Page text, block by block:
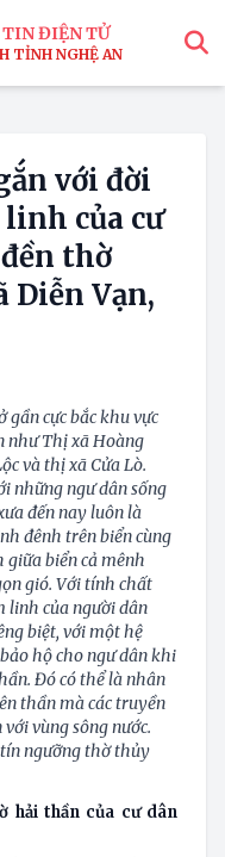
ĐIỆN TỬ
TỈNH NGHỆ AN
với đời
của cư
thờ
Diễn Vạn,
gần cực bắc khu vực
như Thị xã Hoàng
và thị xã Cửa Lò.
những ngư dân sống
đến nay luôn là
đênh trên biển cùng
giữa biển cả mênh
gió. Với tính chất
linh của người dân
biệt, với một hệ
hộ cho ngư dân khi
Đó có thể là nhân
thần mà các truyền
vùng sông nước.
ngưỡng thờ thủy
hải thần của cư dân